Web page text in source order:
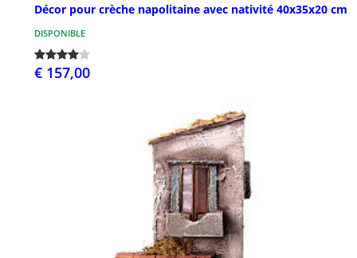
Décor pour crèche napolitaine avec nativité 40x35x20 cm
DISPONIBLE
€ 157,00